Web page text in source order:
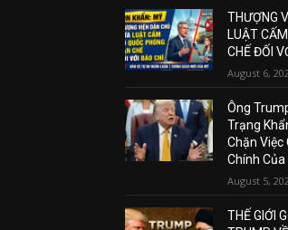
THƯỢNG
LUẬT
CHẾ ĐỐI
August 6,
Ông
Trạng
Chặn Việc
Chính
August 5,
THẾ GIỚI